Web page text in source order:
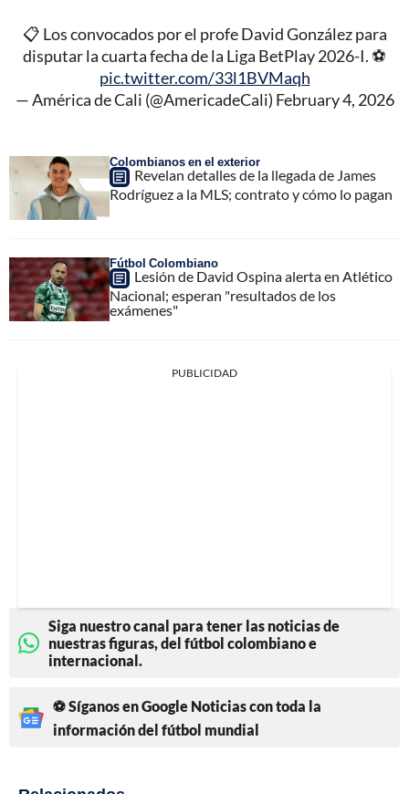
📋 Los convocados por el profe David González para
disputar la cuarta fecha de la Liga BetPlay 2026-I. ⚽
pic.twitter.com/33l1BVMaqh
— América de Cali (@AmericadeCali) February 4, 2026
Colombianos en el exterior
Revelan detalles de la llegada de James
Rodríguez a la MLS; contrato y cómo lo pagan
Fútbol Colombiano
Lesión de David Ospina alerta en Atlético
Nacional; esperan "resultados de los
exámenes"
PUBLICIDAD
Siga nuestro canal para tener las noticias de
nuestras figuras, del fútbol colombiano e
internacional.
⚽ Síganos en Google Noticias con toda la
información del fútbol mundial